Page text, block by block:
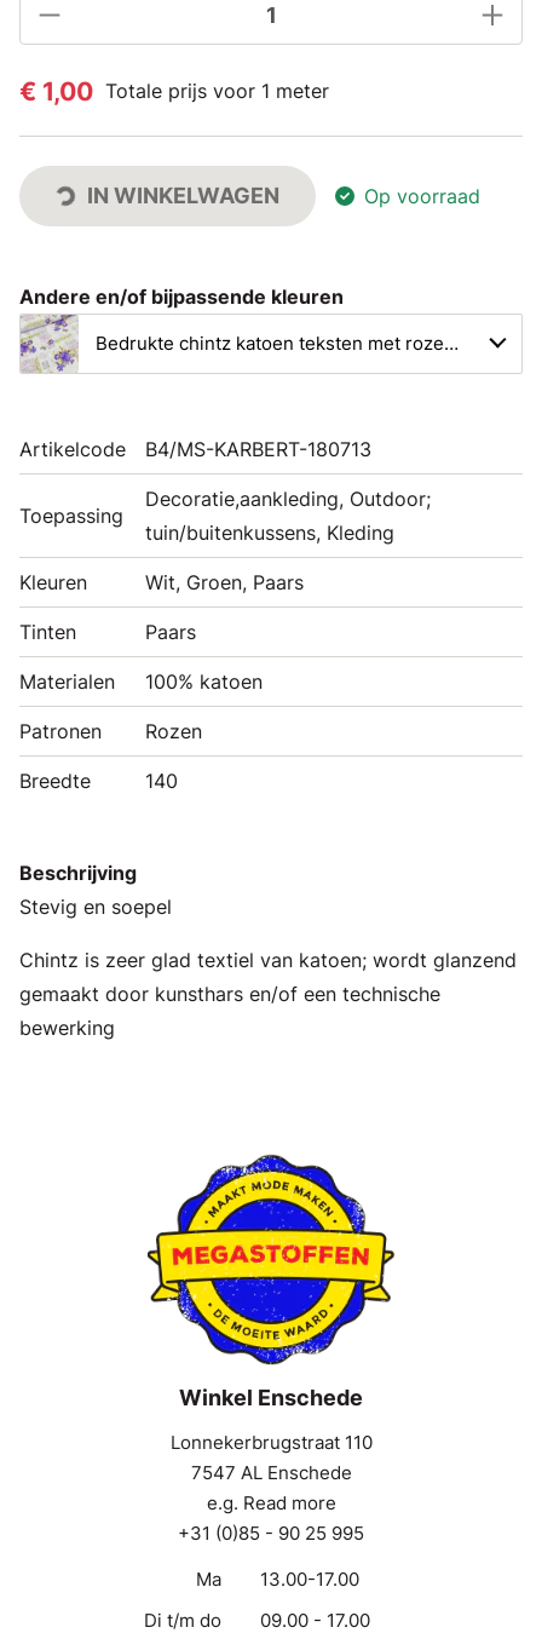
€ 1,00 Totale prijs voor 1 meter
IN WINKELWAGEN Op voorraad
Andere en/of bijpassende kleuren
Bedrukte chintz katoen teksten met rozen paars
Artikelcode B4/MS-KARBERT-180713
Toepassing
Decoratie,aankleding, Outdoor;
tuin/buitenkussens, Kleding
Kleuren Wit, Groen, Paars
Tinten Paars
Materialen 100% katoen
Patronen Rozen
Breedte 140
Beschrijving
Stevig en soepel
Chintz is zeer glad textiel van katoen; wordt glanzend
gemaakt door kunsthars en/of een technische
bewerking
Winkel Enschede
Lonnekerbrugstraat 110
7547 AL Enschede
e.g. Read more
+31 (0)85 - 90 25 995
Ma
13.00-17.00
Di t/m do
09.00 - 17.00